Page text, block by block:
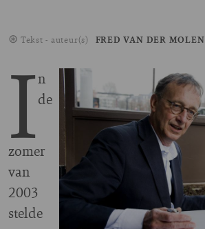
Tekst - auteur(s) FRED VAN DER MOLEN
In
de
zomer
van
2003
stelde